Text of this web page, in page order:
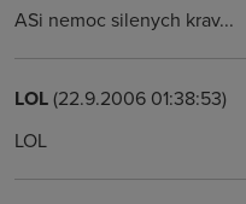
ASi nemoc silenych krav...
LOL(22.9.2006 01:38:53)
LOL